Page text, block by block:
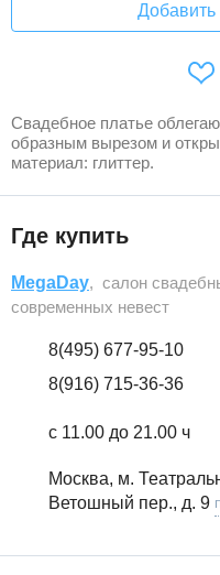
Свадебное платье
образным вырезом и
материал: глиттер.
Где купить
MegaDay, салон
современных невест
8(495) 677-95-10
8(916) 715-36-36
с 11.00 до 21.00 ч
Москва, м.
Ветошный пер., д. 9